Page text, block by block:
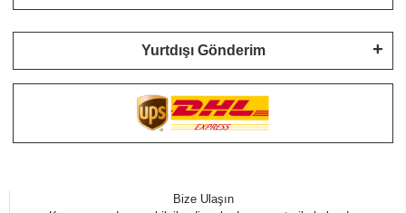
Yurtdışı Gönderim
Bize Ulaşın